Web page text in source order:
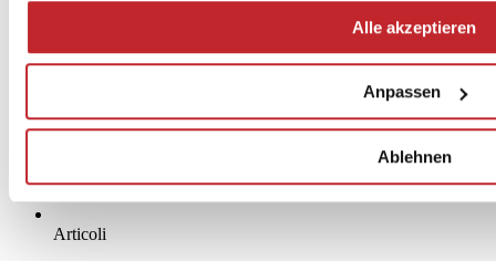
Alle akzeptieren
Anpassen
Ablehnen
Articoli